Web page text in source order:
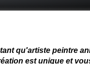
qu'artiste peintre
est unique et